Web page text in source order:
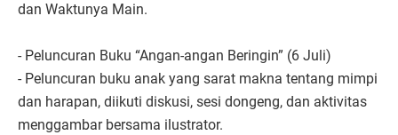
dan Waktunya Main.
- Peluncuran Buku “Angan-angan Beringin” (6 Juli)
- Peluncuran buku anak yang sarat makna tentang mimpi
dan harapan, diikuti diskusi, sesi dongeng, dan aktivitas
menggambar bersama ilustrator.